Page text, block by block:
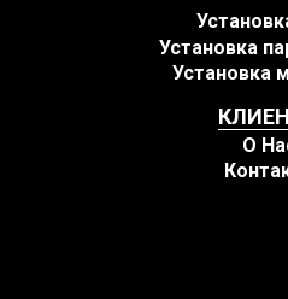
О
Установка
Установка